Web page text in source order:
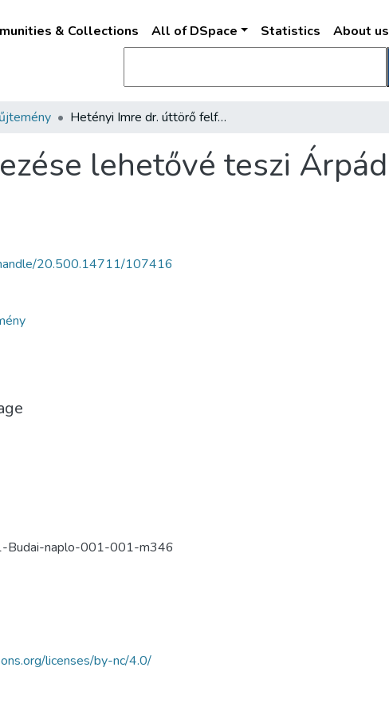
& Collections All of DSpace Statistics About us
Hetényi Imre dr. úttörő felfedezése lehetővé teszi Árpád sírjának felkutatását
lehetővé teszi Árpád
20.500.14711/107416
naplo-001-001-m346
licenses/by-nc/4.0/